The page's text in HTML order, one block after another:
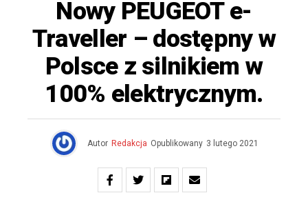
Nowy PEUGEOT e-
Traveller – dostępny w
Polsce z silnikiem w
100% elektrycznym.
Autor Redakcja Opublikowany 3 lutego 2021